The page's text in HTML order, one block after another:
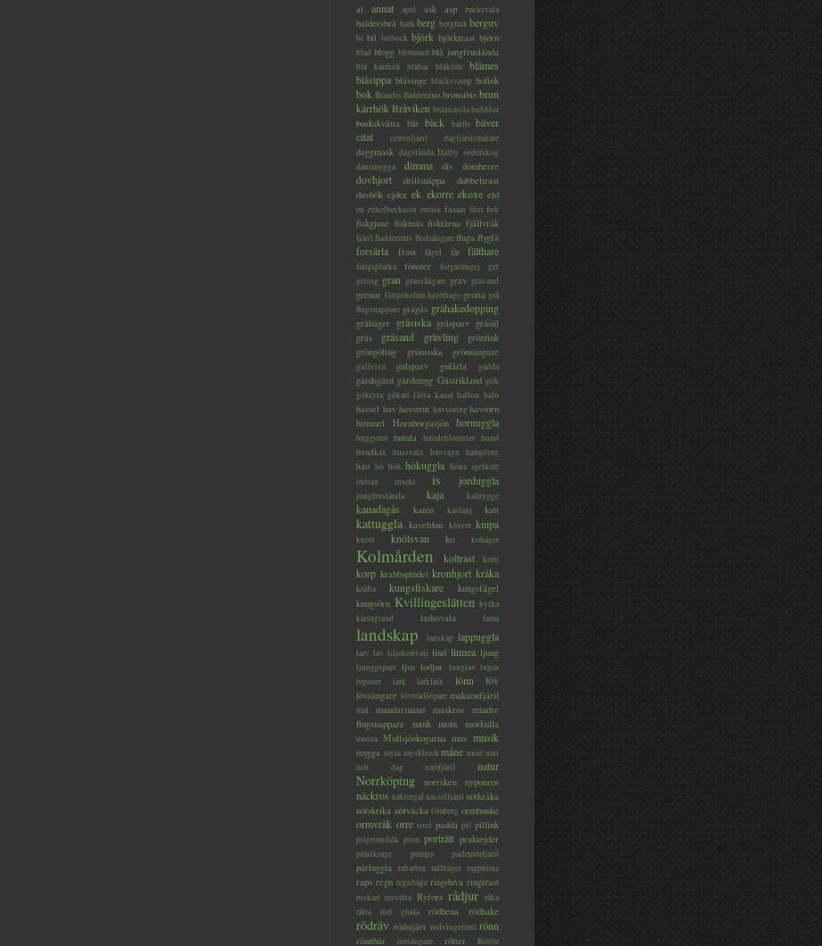
al annat apel ask asp backsvala
baldersbrå barkberg bergfinkberguv
bi bil bitbock björk björktrast björn
blad blogg blommor blå jungfruslända
blå kärrhök blåbär blåklint
blåmes
blåsippa blåvinge bläcksvamp bofink
bok Brandts fladdermus bronsibis brun
kärrhökBråviken brännässlabubblor
buskskvätta båt bäck bärfis bäver
citat
citronfjäril dagfjärilsmätare
daggmask dagslända Dalby söderskog
dansmygga
dimma dis domherre
dovhjort drillsnäppa
dubbeltrast
duvhök ejder ek ekorre ekoxe eld
en enkelbeckasin entita fasan film fisk
fiskgjuse fiskmås fisktärna fjällvråk
fjäril fladdermus flodsångarefluga flygfä
forsärla frost fågel får fälthare
fältpiplärka fönster förgätmigej
get
geting gran gransångare grav gravand
grenar Gripsholms hjorthage grotta grå
flugsnappare grågås gråhakedopping
gråhäger gråsiska gråsparv gråsäl
gräs
gräsand grävling
grönfink
gröngöling
grönsiska grönsångare
gullviva gulsparv gulärla gädda
gärdsgård gärdsmyg Gästrikland gök
göktyta gökärt Göta kanal hallon halo
hassel hav havstrut havsöring havsörn
himmel
Hornborgasjön hornuggla
huggorm humla humleblomster hund
hundkäx
hussvala husvagn
hämpling
häst hö hök hökuggla höna igelkott
indian
insekt is jorduggla
jungfruslända kaja kalhygge
kanadagås kanin kastanj katt
kattuggla kaveldun klöver knipa
knott knölsvan ko kohäger
Kolmården koltrast korn
korp krabbspindel kronhjort kråka
kräfta kungsfiskare
kungsfågel
kungsörn Kvillingeslätten kyrka
käringtand
ladusvala lama
landskap lanskap lappuggla
larv lav liljekonvalj lind linnea ljung
ljungpipare ljus lodjur lunglav lupin
lupiner
lärk lärkfalk lönn löv
lövsångare lövträdlöpare makaonfjäril
mal mandarinand maskros
mindre
flugsnappare
mink moln morkulla
mossa Mullsjöskogarna mus musik
mygga myra myskbock måne mört natt
och dag
nattfjäril natur
Norrköping norrsken nyponros
näckros näktergal nässelfjäril nötkråka
nötskrika nötväcka Omberg ormbunke
ormvråk orre oxel padda pil pilfink
pilgrimsfalk pion porträtt praktejder
prästkrage pumpa pärlemorfjäril
pärluggla rabarber rallhäger rapphöna
raps regn regnbåge ringduva ringtrast
roskarl rotvälta Ryfors rådjur råka
råtta
röd glada rödbena rödhake
rödräv rödstjärt rödvingetrast rönn
rönnbär rörsångare rötter Röttle